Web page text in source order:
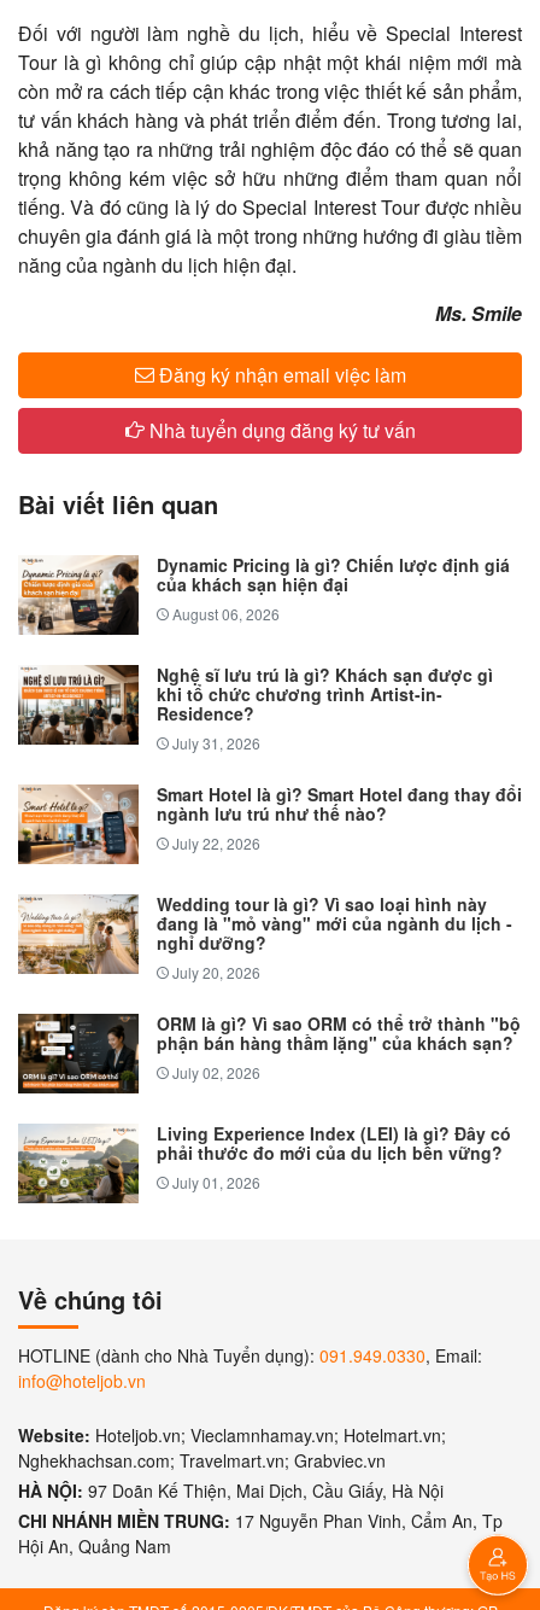
Đối với người làm nghề du lịch, hiểu về Special Interest
Tour là gì không chỉ giúp cập nhật một khái niệm mới mà
còn mở ra cách tiếp cận khác trong việc thiết kế sản phẩm,
tư vấn khách hàng và phát triển điểm đến. Trong tương lai,
khả năng tạo ra những trải nghiệm độc đáo có thể sẽ quan
trọng không kém việc sở hữu những điểm tham quan nổi
tiếng. Và đó cũng là lý do Special Interest Tour được nhiều
chuyên gia đánh giá là một trong những hướng đi giàu tiềm
năng của ngành du lịch hiện đại.
Ms. Smile
Đăng ký nhận email việc làm
Nhà tuyển dụng đăng ký tư vấn
Bài viết liên quan
Dynamic Pricing là gì? Chiến lược định giá
của khách sạn hiện đại
August 06, 2026
Nghệ sĩ lưu trú là gì? Khách sạn được gì
khi tổ chức chương trình Artist-in-
Residence?
July 31, 2026
Smart Hotel là gì? Smart Hotel đang thay đổi
ngành lưu trú như thế nào?
July 22, 2026
Wedding tour là gì? Vì sao loại hình này
đang là "mỏ vàng" mới của ngành du lịch -
nghỉ dưỡng?
July 20, 2026
ORM là gì? Vì sao ORM có thể trở thành "bộ
phận bán hàng thầm lặng" của khách sạn?
July 02, 2026
Living Experience Index (LEI) là gì? Đây có
phải thước đo mới của du lịch bền vững?
July 01, 2026
Về chúng tôi
HOTLINE (dành cho Nhà Tuyển dụng): 091.949.0330, Email:
info@hoteljob.vn
Website: Hoteljob.vn; Vieclamnhamay.vn; Hotelmart.vn;
Nghekhachsan.com; Travelmart.vn; Grabviec.vn
HÀ NỘI: 97 Doãn Kế Thiện, Mai Dịch, Cầu Giấy, Hà Nội
CHI NHÁNH MIỀN TRUNG: 17 Nguyễn Phan Vinh, Cẩm An, Tp
Hội An, Quảng Nam